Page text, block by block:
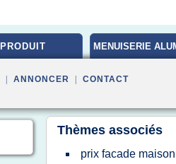
PRODUIT MENUISERIE
ANNONCER CONTACT
Thèmes associés
prix facade